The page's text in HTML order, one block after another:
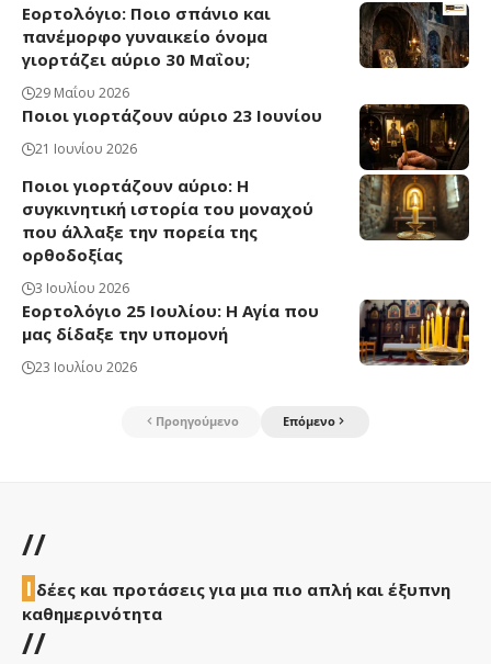
Εορτολόγιο: Ποιο σπάνιο και
πανέμορφο γυναικείο όνομα
γιορτάζει αύριο 30 Μαΐου;
29 Μαΐου 2026
Ποιοι γιορτάζουν αύριο 23 Ιουνίου
21 Ιουνίου 2026
Ποιοι γιορτάζουν αύριο: Η
συγκινητική ιστορία του μοναχού
που άλλαξε την πορεία της
ορθοδοξίας
3 Ιουλίου 2026
Εορτολόγιο 25 Ιουλίου: Η Αγία που
μας δίδαξε την υπομονή
23 Ιουλίου 2026
Προηγούμενο Επόμενο
//
Ι δέες και προτάσεις για μια πιο απλή και έξυπνη
καθημερινότητα
//